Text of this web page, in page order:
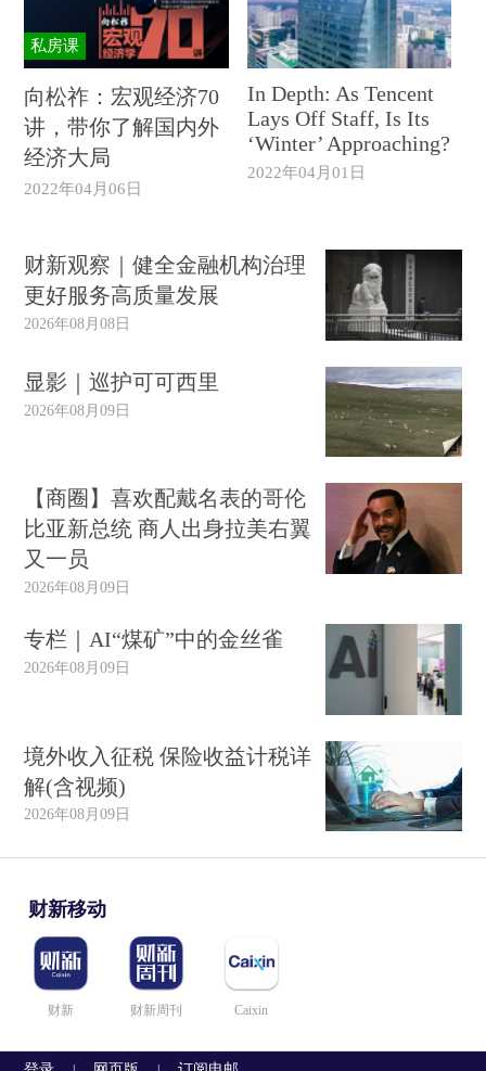
私房课
向松祚：宏观经济70
讲，带你了解国内外
经济大局
2022年04月06日
In Depth: As Tencent
Lays Off Staff, Is Its
‘Winter’ Approaching?
2022年04月01日
财新观察｜健全金融机构治理
更好服务高质量发展
2026年08月08日
显影｜巡护可可西里
2026年08月09日
【商圈】喜欢配戴名表的哥伦
比亚新总统 商人出身拉美右翼
又一员
2026年08月09日
专栏｜AI“煤矿”中的金丝雀
2026年08月09日
境外收入征税 保险收益计税详
解(含视频)
2026年08月09日
财新移动
财新 财新周刊 Caixin